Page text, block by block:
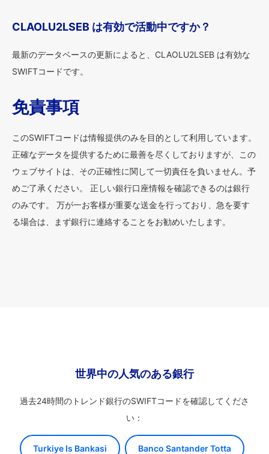
CLAOLU2LSEB は有効で活動中ですか？
最新のデータベースの更新によると、CLAOLU2LSEB は有効な
SWIFTコードです。
免責事項
このSWIFTコードは情報提供のみを目的として利用しています。
正確なデータを提供するために最善を尽くしておりますが、この
ウェブサイトは、その正確性に関して一切責任を負いません。予
めご了承ください。 正しい銀行口座情報を確認できるのは銀行
のみです。 万が一お客様が重要な送金を行っており、急を要す
る場合は、まず銀行に連絡することをお勧めいたします。
世界中の人気のある銀行
過去24時間のトレンド銀行のSWIFTコードを確認してくださ
い：
Turkiye Is Bankasi Banco Santander Totta